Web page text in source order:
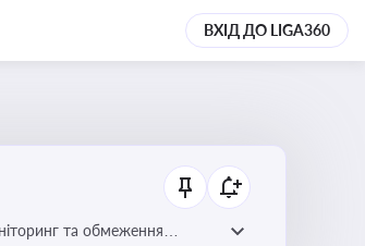
ВХІД ДО LIGA360
та обмеження